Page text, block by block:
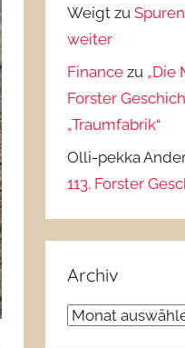
Weigt zu
weiter
Finance zu „Die
Forster
„Traumfabrik“
Olli-pekka
113. Forster
Archiv
Archiv